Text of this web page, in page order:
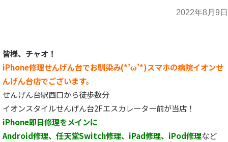
2022年8月9日
皆様、チャオ！
iPhone修理せんげん台でお馴染み(*’ω’*)スマホの病院イオンせ
んげん台店でございます。
せんげん台駅西口から徒歩数分
イオンスタイルせんげん台2Fエスカレーター前が当店！
iPhone即日修理をメインに
Android修理、任天堂Switch修理、iPad修理、iPod修理など